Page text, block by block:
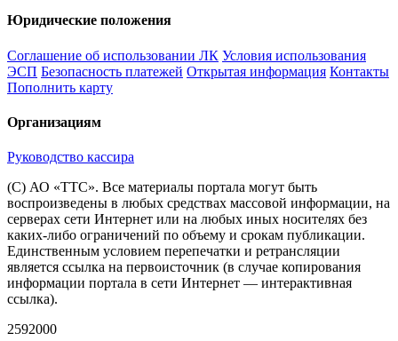
Юридические положения
Соглашение об использовании ЛК Условия использования
ЭСП Безопасность платежей Открытая информация Контакты
Пополнить карту
Организациям
Руководство кассира
(С) АО «ТТС». Все материалы портала могут быть
воспроизведены в любых средствах массовой информации, на
серверах сети Интернет или на любых иных носителях без
каких-либо ограничений по объему и срокам публикации.
Единственным условием перепечатки и ретрансляции
является ссылка на первоисточник (в случае копирования
информации портала в сети Интернет — интерактивная
ссылка).
2592000